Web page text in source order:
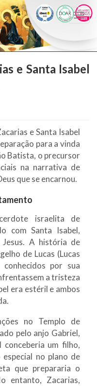
e Santa Isabel
e Santa Isabel
para a vinda
Batista, o precursor
na narrativa de
que se encarnou.
israelita de
com Santa Isabel,
A história de
de Lucas (Lucas
por sua
a tristeza
era estéril e ambos
no Templo de
pelo anjo Gabriel,
conceberia um filho,
no plano de
que prepararia o
entanto, Zacarias,